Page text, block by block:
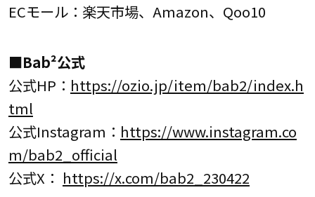
ECモール：楽天市場、Amazon、Qoo10
■Bab²公式
公式HP： https://ozio.jp/item/bab2/index.h
tml
公式Instagram： https://www.instagram.co
m/bab2_official
公式X： https://x.com/bab2_230422